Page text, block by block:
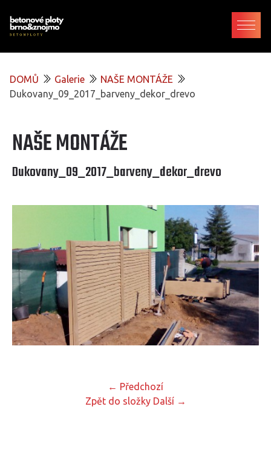
DOMŮ Galerie
NAŠE MONTÁŽE
Dukovany_09_2017_barveny_dekor_drevo
NAŠE MONTÁŽE
Dukovany_09_2017_barveny_dekor_drevo
← Předchozí
Zpět do složky Další →